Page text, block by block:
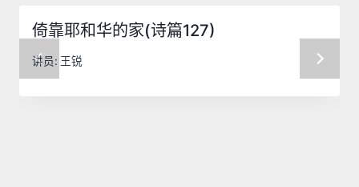
倚靠耶和华的家(诗篇127)
讲员: 王锐